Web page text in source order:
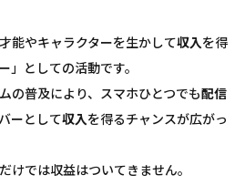
能やキャラクターを生かして収入を得
」としての活動です。
の普及により、スマホひとつでも配信
ーとして収入を得るチャンスが広がっ
けでは収益はついてきません。